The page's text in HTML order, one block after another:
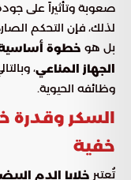
صعوبة وتأثيراً على
لذلك، فإن التحكم
بل هو خطوة
الجهاز المناعي،
وظائفه الحيوية.
السكر وقدرة
خفية
تُعتبر خلايا الدم